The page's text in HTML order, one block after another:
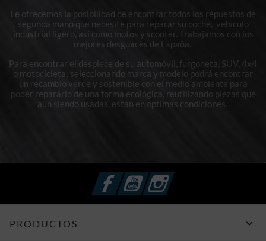
Le ofrecemos la posibilidad de encontrar todos los repuestos de
segunda mano que necesite para reparar su coche, vehículo
industrial ligero, así como motos y scooter. Trabajamos con los
mejores desguaces de España.
Para encontrar el despiece de su automóvil, furgoneta, SUV, 4x4
o motocicleta; seleccionando marca y modelo podrá encontrar
un recambio verde y sostenible con el medio ambiente para
poder repararlo de una forma ecológica, reutilizando piezas que
aún siendo usadas, están en optimas condiciones.
FacebookYouTubeInstagram
PRODUCTOS 